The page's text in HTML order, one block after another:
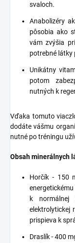
svaloch.
Anabolizéry
pôsobia ako
vám zvýšia
potrebné látky
Unikátny
potom
nutných k
Vďaka tomuto
dodáte vášmu
nutné po tréningu
Obsah minerálnych
Horčík - 150
k normálnej
elektrolytickej
prispieva k
Draslík - 400